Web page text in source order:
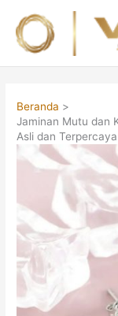
konten
Beranda
Jaminan Mutu dan
Asli dan Terpercaya